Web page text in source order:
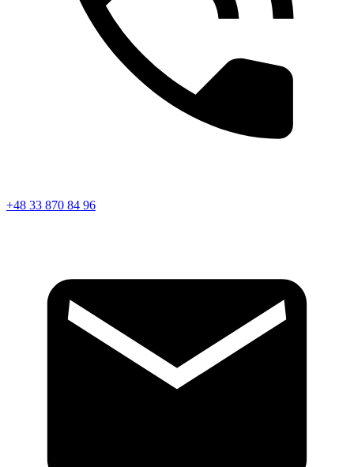
+48 33 870 84 96